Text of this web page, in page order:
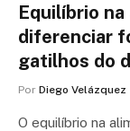
Equilíbrio
diferenciar
gatilhos do
Por Diego Velázquez
O equilíbrio na